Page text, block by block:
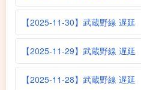
【2025-11-30】武蔵野線 遅延
【2025-11-29】武蔵野線 遅延
【2025-11-28】武蔵野線 遅延